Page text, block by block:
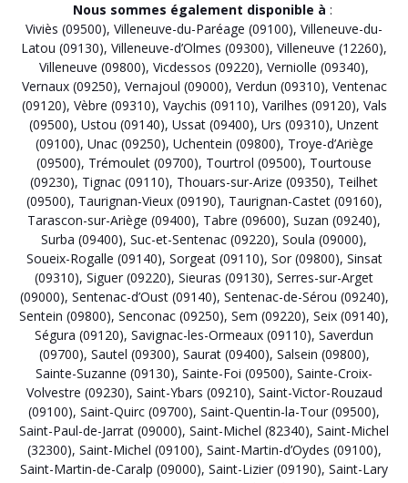
Nous sommes également disponible à :
Viviès (09500), Villeneuve-du-Paréage (09100), Villeneuve-du-
Latou (09130), Villeneuve-d’Olmes (09300), Villeneuve (12260),
Villeneuve (09800), Vicdessos (09220), Verniolle (09340),
Vernaux (09250), Vernajoul (09000), Verdun (09310), Ventenac
(09120), Vèbre (09310), Vaychis (09110), Varilhes (09120), Vals
(09500), Ustou (09140), Ussat (09400), Urs (09310), Unzent
(09100), Unac (09250), Uchentein (09800), Troye-d’Ariège
(09500), Trémoulet (09700), Tourtrol (09500), Tourtouse
(09230), Tignac (09110), Thouars-sur-Arize (09350), Teilhet
(09500), Taurignan-Vieux (09190), Taurignan-Castet (09160),
Tarascon-sur-Ariège (09400), Tabre (09600), Suzan (09240),
Surba (09400), Suc-et-Sentenac (09220), Soula (09000),
Soueix-Rogalle (09140), Sorgeat (09110), Sor (09800), Sinsat
(09310), Siguer (09220), Sieuras (09130), Serres-sur-Arget
(09000), Sentenac-d’Oust (09140), Sentenac-de-Sérou (09240),
Sentein (09800), Senconac (09250), Sem (09220), Seix (09140),
Ségura (09120), Savignac-les-Ormeaux (09110), Saverdun
(09700), Sautel (09300), Saurat (09400), Salsein (09800),
Sainte-Suzanne (09130), Sainte-Foi (09500), Sainte-Croix-
Volvestre (09230), Saint-Ybars (09210), Saint-Victor-Rouzaud
(09100), Saint-Quirc (09700), Saint-Quentin-la-Tour (09500),
Saint-Paul-de-Jarrat (09000), Saint-Michel (82340), Saint-Michel
(32300), Saint-Michel (09100), Saint-Martin-d’Oydes (09100),
Saint-Martin-de-Caralp (09000), Saint-Lizier (09190), Saint-Lary